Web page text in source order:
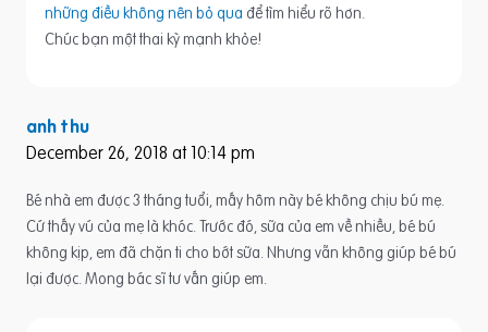
những điều không nên bỏ qua để tìm hiểu rõ hơn.
Chúc bạn một thai kỳ mạnh khỏe!
anh thu
December 26, 2018 at 10:14 pm
Bé nhà em được 3 tháng tuổi, mấy hôm này bé không chịu bú mẹ.
Cứ thấy vú của mẹ là khóc. Trước đó, sữa của em về nhiều, bé bú
không kịp, em đã chặn ti cho bớt sữa. Nhưng vẫn không giúp bé bú
lại được. Mong bác sĩ tư vấn giúp em.